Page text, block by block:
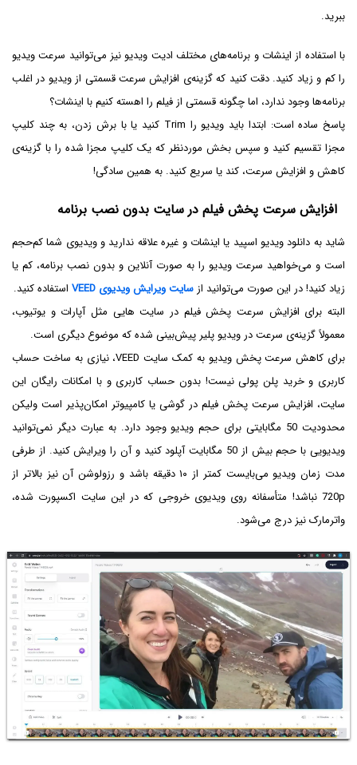
ببرید.
با استفاده از اینشات و برنامه‌های مختلف ادیت ویدیو نیز می‌توانید سرعت ویدیو
را کم و زیاد کنید. دقت کنید که گزینه‌ی افزایش سرعت قسمتی از ویدیو در اغلب
برنامه‌ها وجود ندارد، اما چگونه قسمتی از فیلم را اهسته کنیم با اینشات؟
پاسخ ساده است: ابتدا باید ویدیو را Trim کنید یا با برش زدن، به چند کلیپ
مجزا تقسیم کنید و سپس بخش موردنظر که یک کلیپ مجزا شده را با گزینه‌ی
کاهش و افزایش سرعت، کند یا سریع کنید. به همین سادگی!
افزایش سرعت پخش فیلم در سایت بدون نصب برنامه
شاید به دانلود ویدیو اسپید یا اینشات و غیره علاقه ندارید و ویدیوی شما کم‌حجم
است و می‌خواهید سرعت ویدیو را به صورت آنلاین و بدون نصب برنامه، کم یا
زیاد کنید! در این صورت می‌توانید ازسایت ویرایش ویدیوی VEED
استفاده کنید.
البته برای افزایش سرعت پخش فیلم در سایت هایی مثل آپارات و یوتیوب،
معمولاً گزینه‌ی سرعت در ویدیو پلیر پیش‌بینی شده که موضوع دیگری است.
برای کاهش سرعت پخش ویدیو به کمک سایت VEED، نیازی به ساخت حساب
کاربری و خرید پلن پولی نیست! بدون حساب کاربری و با امکانات رایگان این
سایت، افزایش سرعت پخش فیلم در گوشی یا کامپیوتر امکان‌پذیر است ولیکن
محدودیت 50 مگابایتی برای حجم ویدیو وجود دارد. به عبارت دیگر نمی‌توانید
ویدیویی با حجم بیش از 50 مگابایت آپلود کنید و آن را ویرایش کنید. از طرفی
مدت زمان ویدیو می‌بایست کمتر از ۱۰ دقیقه باشد و رزولوشن آن نیز بالاتر از
720p نباشد! متأسفانه روی ویدیوی خروجی که در این سایت اکسپورت شده،
واترمارک نیز درج می‌شود.